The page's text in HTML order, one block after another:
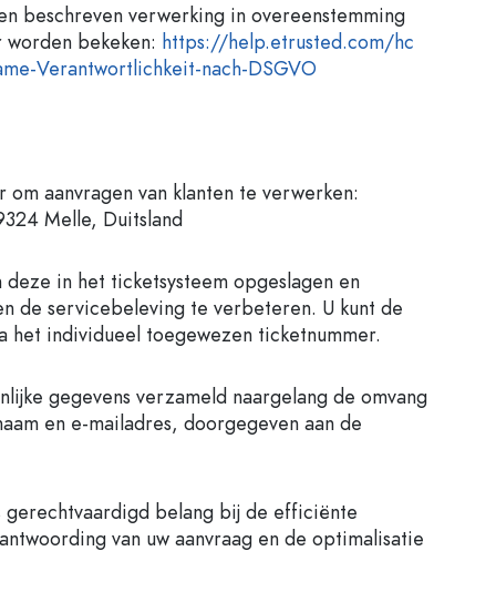
beschreven verwerking in overeenstemming
bekeken: https://help.etrusted.com/hc
Verantwortlichkeit-nach-DSGVO
aanvragen van klanten te verwerken:
Melle, Duitsland
in het ticketsysteem opgeslagen en
de servicebeleving te verbeteren. U kunt de
het individueel toegewezen ticketnummer.
gegevens verzameld naargelang de omvang
en e-mailadres, doorgegeven aan de
gerechtvaardigd belang bij de efficiënte
van uw aanvraag en de optimalisatie